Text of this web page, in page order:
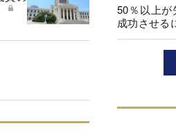
50％以上
成功させる